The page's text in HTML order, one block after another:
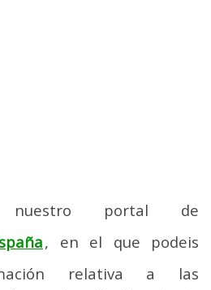
nuestro portal de
, en el que podeis
relativa a las